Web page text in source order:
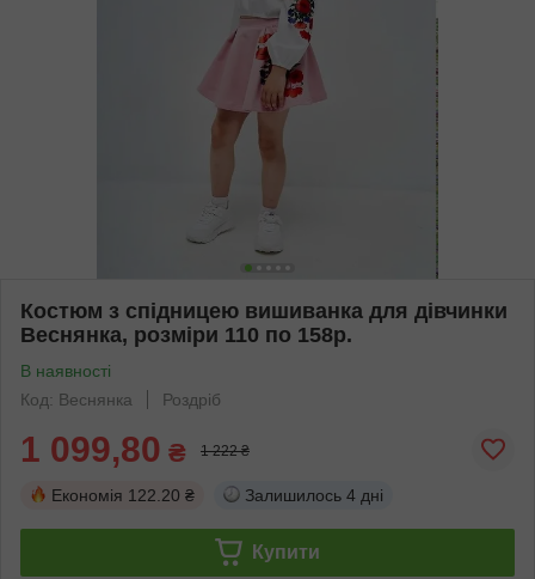
Костюм з спідницею вишиванка для дівчинки
Веснянка, розміри 110 по 158р.
В наявності
Код: Веснянка
Роздріб
1 099,80 ₴ 1 222 ₴
Економія 122.20 ₴ Залишилось 4 дні
Купити